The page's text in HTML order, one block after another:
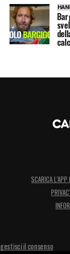
SCARICA
gestisci il consenso